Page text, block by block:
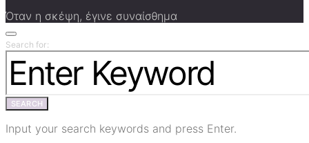
Όταν η σκέψη, έγινε συναίσθημα
Search for:
SEARCH
Input your search keywords and press Enter.